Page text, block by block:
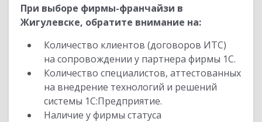
При выборе фирмы-франчайзи в
Жигулевске, обратите внимание на:
Количество клиентов (договоров ИТС)
на сопровождении у партнера фирмы 1С.
Количество специалистов, аттестованных
на внедрение технологий и решений
системы 1С:Предприятие.
Наличие у фирмы статуса